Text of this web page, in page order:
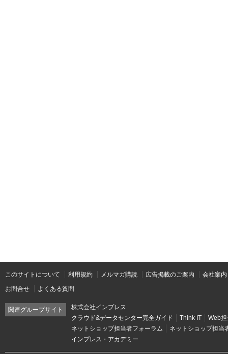
このサイトについて 利用規約 メルマガ購読 広告掲載のご案内
会社案内
お問合せ
よくある質問
関連グループサイト
株式会社インプレス
クラウド&データセンター完全ガイド
Think IT
Web
ネットショップ担当者フォーラム
ネットショップ担当
インプレス・アカデミー